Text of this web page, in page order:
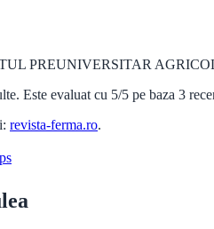
PREUNIVERSITAR AGRICOL
Este evaluat cu 5/5 pe baza 3
revista-ferma.ro.